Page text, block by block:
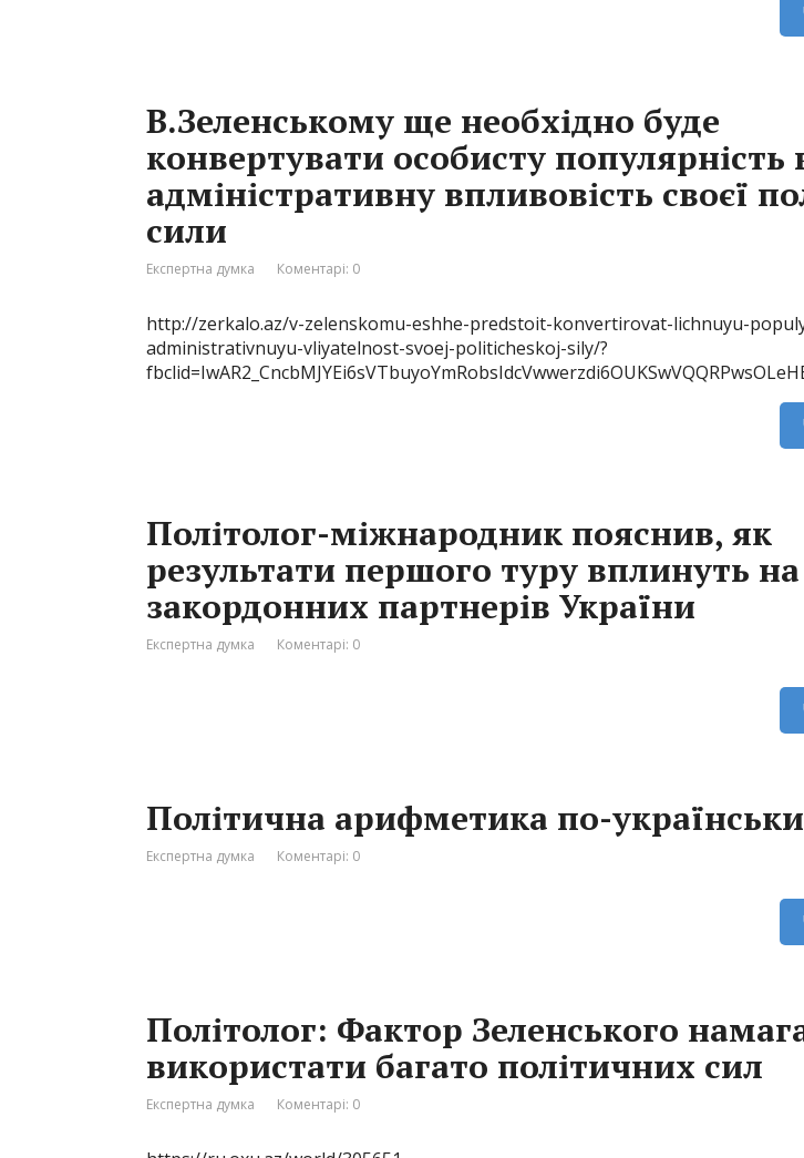
В.Зеленському ще необхідно буде
конвертувати особисту популярність
адміністративну впливовість своєї
сили
Експертна думка Коментарі: 0
http://zerkalo.az/v-zelenskomu-eshhe-predstoit-konvertirovat-lichnuyu-
administrativnuyu-vliyatelnost-svoej-politicheskoj-sily/?
Політолог-міжнародник пояснив, як
результати першого туру вплинуть на
закордонних партнерів України
Експертна думка Коментарі: 0
Політична арифметика по-українськи
Експертна думка Коментарі: 0
Політолог: Фактор Зеленського
використати багато політичних сил
Експертна думка Коментарі: 0